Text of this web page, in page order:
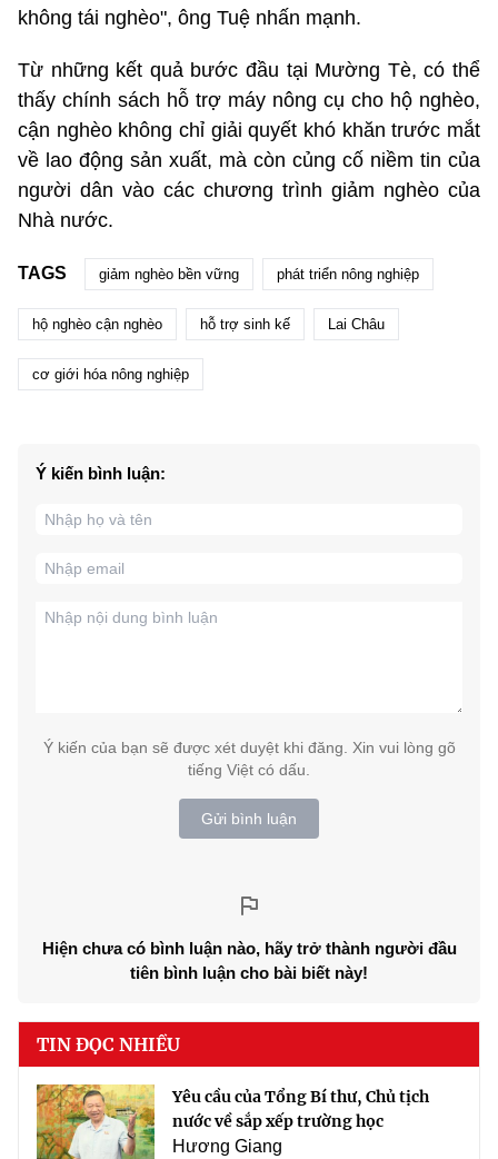
không tái nghèo", ông Tuệ nhấn mạnh.
Từ những kết quả bước đầu tại Mường Tè, có thể
thấy chính sách hỗ trợ máy nông cụ cho hộ nghèo,
cận nghèo không chỉ giải quyết khó khăn trước mắt
về lao động sản xuất, mà còn củng cố niềm tin của
người dân vào các chương trình giảm nghèo của
Nhà nước.
TAGS giảm nghèo bền vững phát triển nông nghiệp
hộ nghèo cận nghèo hỗ trợ sinh kế Lai Châu
cơ giới hóa nông nghiệp
Ý kiến bình luận:
Ý kiến của bạn sẽ được xét duyệt khi đăng. Xin vui lòng gõ
tiếng Việt có dấu.
Gửi bình luận
Hiện chưa có bình luận nào, hãy trở thành người đầu
tiên bình luận cho bài biết này!
TIN ĐỌC NHIỀU
Yêu cầu của Tổng Bí thư, Chủ tịch
nước về sắp xếp trường học
Hương Giang